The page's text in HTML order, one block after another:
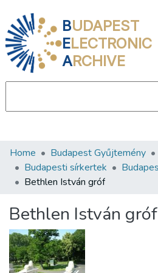
BUDAPEST
ELECTRONIC
ARCHIVE
Communities & Collections
All of DSpace
About us
Home Budapest Gyűjtemény
Budapesti sírkertek
Bethlen István gróf
Bethlen István gróf